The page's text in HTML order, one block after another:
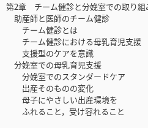
第2章 チーム健診と分娩室での取り組
助産師と医師のチーム健診
チーム健診とは
チーム健診における母乳育児支援
支援型のケアを意識
分娩室での母乳育児支援
分娩室でのスタンダードケア
出産そのものの変化
母子にやさしい出産環境を
ふれること，受け容れること